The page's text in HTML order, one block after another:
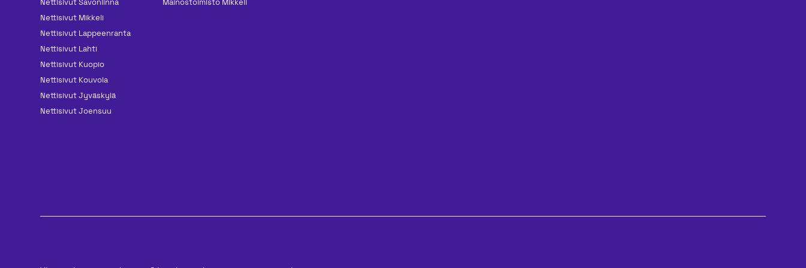
Nettisivut Savonlinna
Nettisivut Mikkeli
Nettisivut Lappeenranta
Nettisivut Lahti
Nettisivut Kuopio
Nettisivut Kouvola
Nettisivut Jyväskylä
Nettisivut Joensuu
Mainos­toimisto Mikkeli